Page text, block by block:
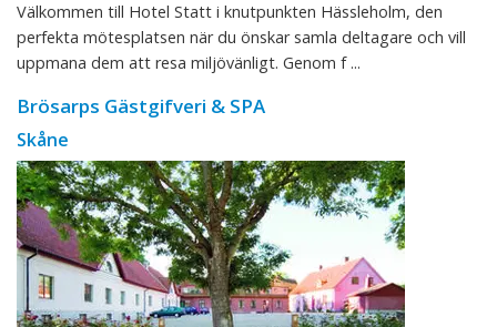
Välkommen till Hotel Statt i knutpunkten Hässleholm, den
perfekta mötesplatsen när du önskar samla deltagare och vill
uppmana dem att resa miljövänligt. Genom f ...
Brösarps Gästgifveri & SPA
Skåne